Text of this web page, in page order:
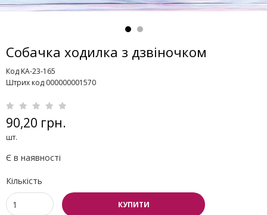
Собачка ходилка з дзвіночком
Код KA-23-165
Штрих код 000000001570
90,20 грн.
шт.
Є в наявності
Кількість
КУПИТИ